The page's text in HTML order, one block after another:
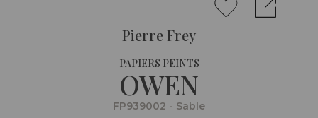
Pierre Frey
PAPIERS PEINTS
OWEN
FP939002 - Sable